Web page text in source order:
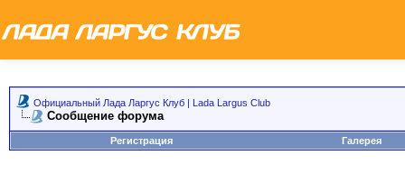
Официальный Лада Ларгус Клуб | Lada Largus Club
Сообщение форума
Регистрация Галерея